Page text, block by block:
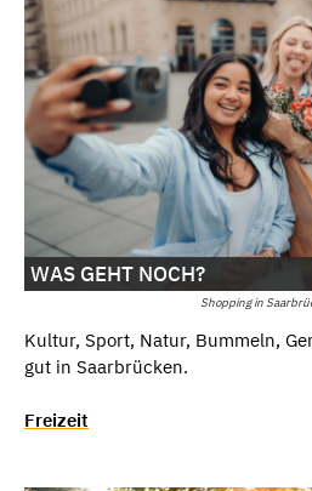
Shopping in
WAS GEHT NOCH?
Kultur, Sport, Natur, Bummeln,
gut in Saarbrücken.
Freizeit